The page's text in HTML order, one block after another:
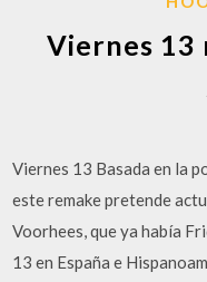
Viernes 13
Viernes 13 Basada en la
este remake pretende
Voorhees, que ya había
13 en España e